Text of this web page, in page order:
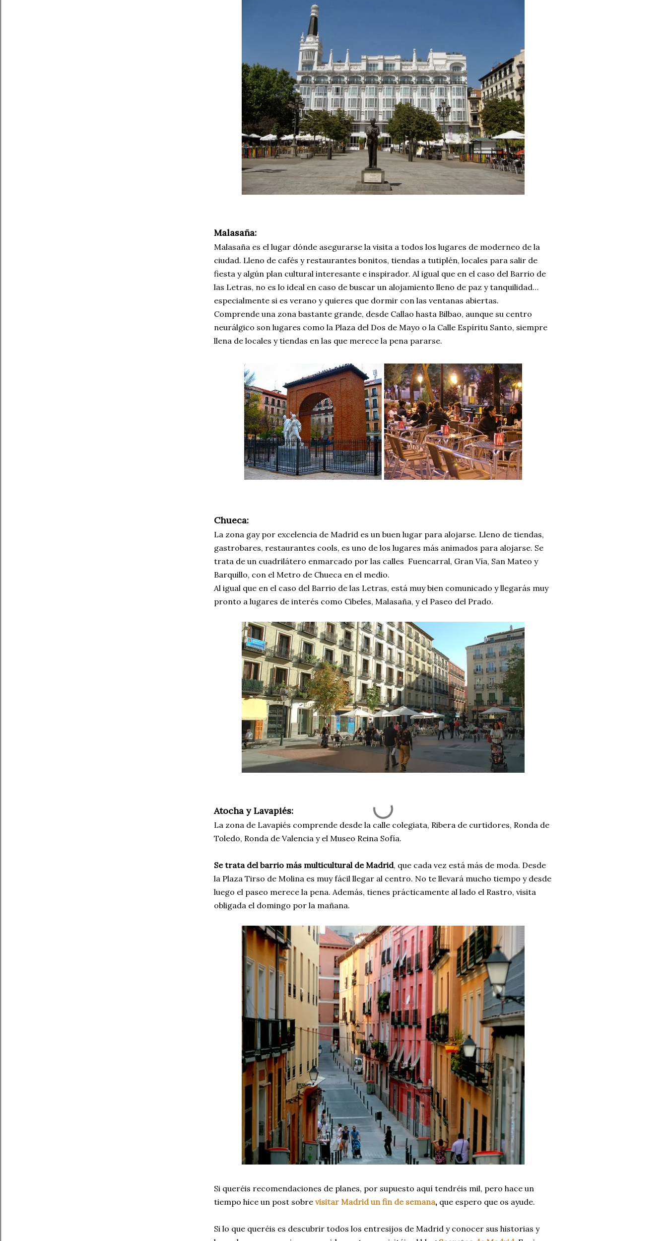
Malasaña:
Malasaña es el lugar dónde asegurarse la visita a todos los lugares de moderneo de la
ciudad. Lleno de cafés y restaurantes bonitos, tiendas a tutiplén, locales para salir de
fiesta y algún plan cultural interesante e inspirador. Al igual que en el caso del Barrio de
las Letras, no es lo ideal en caso de buscar un alojamiento lleno de paz y tanquilidad…
especialmente si es verano y quieres que dormir con las ventanas abiertas.
Comprende una zona bastante grande, desde Callao hasta Bilbao, aunque su centro
neurálgico son lugares como la Plaza del Dos de Mayo o la Calle Espíritu Santo, siempre
llena de locales y tiendas en las que merece la pena pararse.
Chueca:
La zona gay por excelencia de Madrid es un buen lugar para alojarse. Lleno de tiendas,
gastrobares, restaurantes cools, es uno de los lugares más animados para alojarse. Se
trata de un cuadrilátero enmarcado por las calles Fuencarral, Gran Vía, San Mateo y
Barquillo, con el Metro de Chueca en el medio.
Al igual que en el caso del Barrio de las Letras, está muy bien comunicado y llegarás muy
pronto a lugares de interés como Cibeles, Malasaña, y el Paseo del Prado.
Atocha y Lavapiés:
La zona de Lavapiés comprende desde la calle colegiata, Ribera de curtidores, Ronda de
Toledo, Ronda de Valencia y el Museo Reina Sofía.
Se trata del barrio más multicultural de Madrid, que cada vez está más de moda. Desde
la Plaza Tirso de Molina es muy fácil llegar al centro. No te llevará mucho tiempo y desde
luego el paseo merece la pena. Además, tienes prácticamente al lado el Rastro, visita
obligada el domingo por la mañana.
Si queréis recomendaciones de planes, por supuesto aquí tendréis mil, pero hace un
tiempo hice un post sobre visitar Madrid un fin de semana, que espero que os ayude.
Si lo que queréis es descubrir todos los entresijos de Madrid y conocer sus historias y